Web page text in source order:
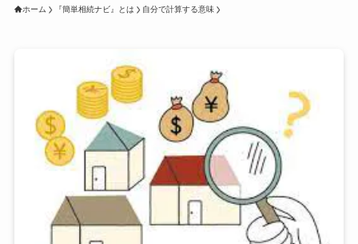
ホーム 『簡単相続ナビ』とは 自分で計算する意味